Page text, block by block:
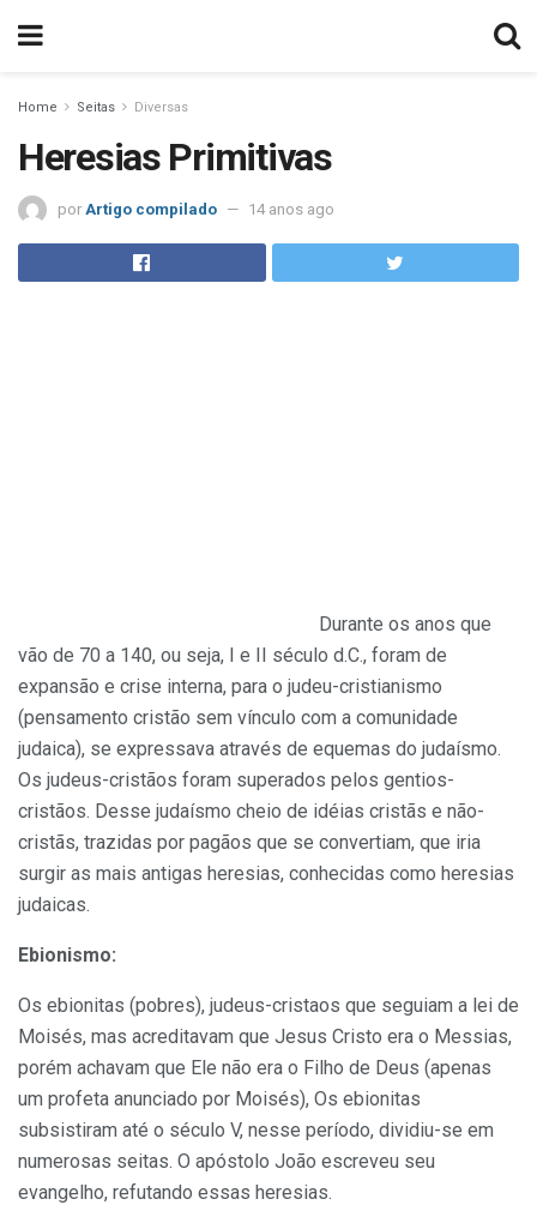
Home Seitas Diversas
Heresias Primitivas
por Artigo compilado 14 anos ago
Durante os anos que
vão de 70 a 140, ou seja, I e II século d.C., foram de
expansão e crise interna, para o judeu-cristianismo
(pensamento cristão sem vínculo com a comunidade
judaica), se expressava através de equemas do judaísmo.
Os judeus-cristãos foram superados pelos gentios-
cristãos. Desse judaísmo cheio de idéias cristãs e não-
cristãs, trazidas por pagãos que se convertiam, que iria
surgir as mais antigas heresias, conhecidas como heresias
judaicas.
Ebionismo:
Os ebionitas (pobres), judeus-cristaos que seguiam a lei de
Moisés, mas acreditavam que Jesus Cristo era o Messias,
porém achavam que Ele não era o Filho de Deus (apenas
um profeta anunciado por Moisés), Os ebionitas
subsistiram até o século V, nesse período, dividiu-se em
numerosas seitas. O apóstolo João escreveu seu
evangelho, refutando essas heresias.